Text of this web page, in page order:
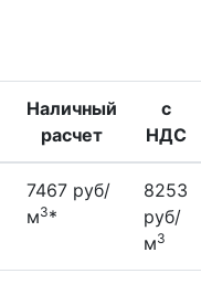
Наличный
расчет
с
НДС
7467 руб/
м3*
8253
руб/
м3